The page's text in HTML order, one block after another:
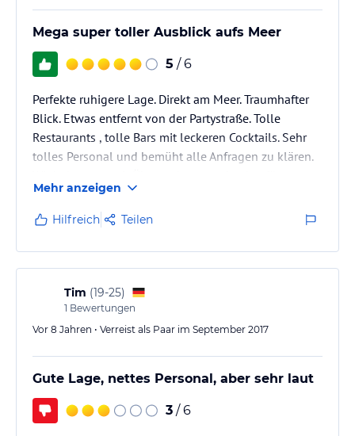
verbindlichenAngebotsdetailsdes jeweiligen Veranstalters.
Mega super toller Ausblick aufs Meer
5 / 6
Perfekte ruhigere Lage. Direkt am Meer. Traumhafter
Blick. Etwas entfernt von der Partystraße. Tolle
Restaurants , tolle Bars mit leckeren Cocktails. Sehr
tolles Personal und bemüht alle Anfragen zu klären.
total ausreichend da es viele Möglichkeiten gibt zum
Frühstücken . Sauber. Bequeme Betten . Der Strand
sensationell, mini Kies und das Wasser traumhaft
sauber . Lohnt sich auf alle Fälle.
Mehr anzeigen
Hilfreich Teilen
Tim (19-25)
1 Bewertungen
Vor 8 Jahren • Verreist als Paar im September 2017
Gute Lage, nettes Personal, aber sehr laut
3 / 6